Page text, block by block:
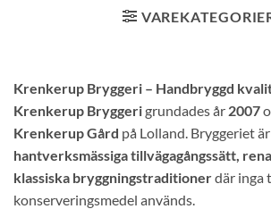
Krenkerup Bryggeri – Handbryggd
Krenkerup Bryggerigrundades år 2007
Krenkerup Gård på Lolland. Bryggeriet
hantverksmässiga tillvägagångssätt,
klassiska bryggningstraditionerdär inga
konserveringsmedel används.